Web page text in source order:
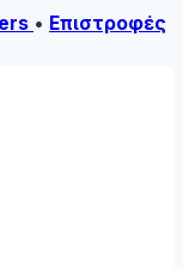
• Επιστροφές